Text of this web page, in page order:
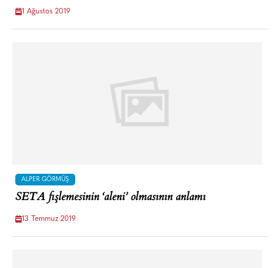
1 Ağustos 2019
ALPER GÖRMÜŞ
SETA fişlemesinin ‘aleni’ olmasının anlamı
13 Temmuz 2019